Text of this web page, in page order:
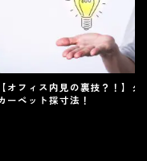
【オフィス内見の裏技？！】タ
ーペット採寸法！